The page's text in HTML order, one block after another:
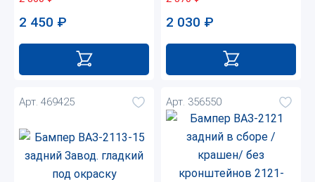
2 450 ₽ 2 030 ₽
Арт. 469425 Арт. 356550